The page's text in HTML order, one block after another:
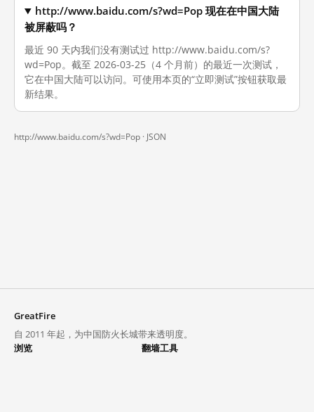
http://www.baidu.com/s?wd=Pop 现在在中国大陆
被屏蔽吗？
最近 90 天内我们没有测试过 http://www.baidu.com/s?
wd=Pop。截至 2026-03-25（4 个月前）的最近一次测试，
它在中国大陆可以访问。可使用本页的“立即测试”按钮获取最
新结果。
http://www.baidu.com/s?wd=Pop · JSON
GreatFire
自 2011 年起，为中国防火长城带来透明度。
浏览
翻墙工具